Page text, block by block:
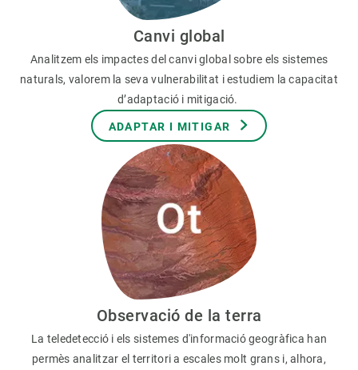
Canvi global
Analitzem els impactes del canvi global sobre els sistemes
naturals, valorem la seva vulnerabilitat i estudiem la capacitat
d’adaptació i mitigació.
ADAPTAR I MITIGAR
Observació de la terra
La teledetecció i els sistemes d'informació geogràfica han
permès analitzar el territori a escales molt grans i, alhora,